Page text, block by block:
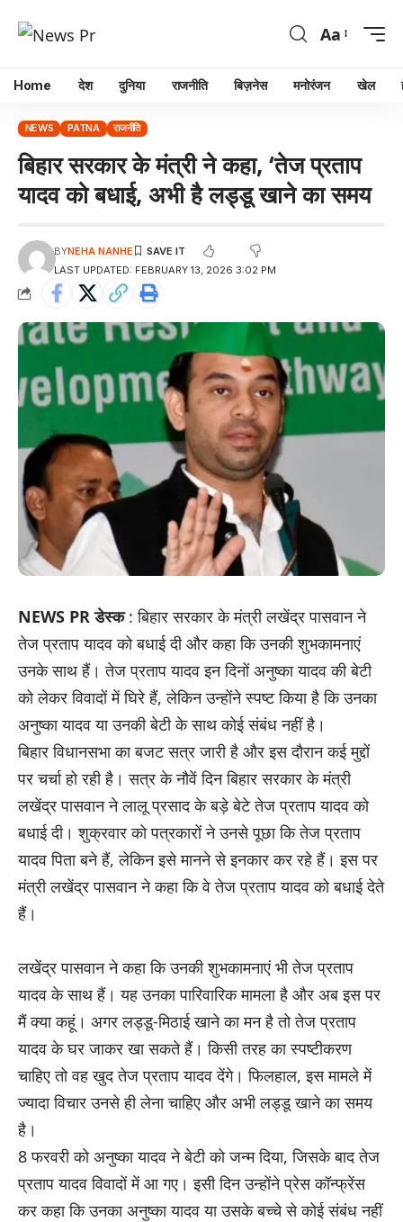
Aa
Home देश दुनिया राजनीति बिज़नेस मनोरंजन खेल
NEWS PATNA राजनीति
बिहार सरकार के मंत्री ने कहा, ‘तेज प्रताप
यादव को बधाई, अभी है लड्डू खाने का समय
LAST UPDATED: FEBRUARY 13, 2026 3:02 PM
BYNEHA NANHE
NEWS PR डेस्क: बिहार सरकार के मंत्री लखेंद्र पासवान ने
तेज प्रताप यादव को बधाई दी और कहा कि उनकी शुभकामनाएं
उनके साथ हैं। तेज प्रताप यादव इन दिनों अनुष्का यादव की बेटी
को लेकर विवादों में घिरे हैं, लेकिन उन्होंने स्पष्ट किया है कि उनका
अनुष्का यादव या उनकी बेटी के साथ कोई संबंध नहीं है।
बिहार विधानसभा का बजट सत्र जारी है और इस दौरान कई मुद्दों
पर चर्चा हो रही है। सत्र के नौवें दिन बिहार सरकार के मंत्री
लखेंद्र पासवान ने लालू प्रसाद के बड़े बेटे तेज प्रताप यादव को
बधाई दी। शुक्रवार को पत्रकारों ने उनसे पूछा कि तेज प्रताप
यादव पिता बने हैं, लेकिन इसे मानने से इनकार कर रहे हैं। इस पर
मंत्री लखेंद्र पासवान ने कहा कि वे तेज प्रताप यादव को बधाई देते
हैं।
लखेंद्र पासवान ने कहा कि उनकी शुभकामनाएं भी तेज प्रताप
यादव के साथ हैं। यह उनका पारिवारिक मामला है और अब इस पर
मैं क्या कहूं। अगर लड्डू-मिठाई खाने का मन है तो तेज प्रताप
यादव के घर जाकर खा सकते हैं। किसी तरह का स्पष्टीकरण
चाहिए तो वह खुद तेज प्रताप यादव देंगे। फिलहाल, इस मामले में
ज्यादा विचार उनसे ही लेना चाहिए और अभी लड्डू खाने का समय
है।
8 फरवरी को अनुष्का यादव ने बेटी को जन्म दिया, जिसके बाद तेज
प्रताप यादव विवादों में आ गए। इसी दिन उन्होंने प्रेस कॉन्फ्रेंस
कर कहा कि उनका अनुष्का यादव या उसके बच्चे से कोई संबंध नहीं